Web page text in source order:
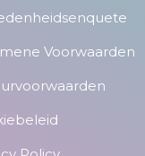
Voorwaarden